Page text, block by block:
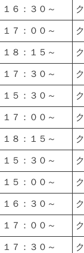
１６：３０～
１７：００～
１８：１５～
１７：３０～
１５：３０～
１７：００～
１８：１５～
１５：３０～
１５：００～
１６：３０～
１７：００～
１７：３０～